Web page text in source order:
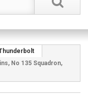
No 135 Squadron,